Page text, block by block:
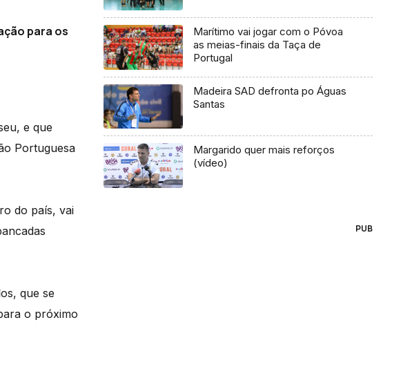
para os
e que
Portuguesa
do país, vai
que se
o próximo
Marítimo vai jogar com o Póvoa
as meias-finais da Taça de
Portugal
Madeira SAD defronta po Águas
Santas
Margarido quer mais reforços
(vídeo)
PUB